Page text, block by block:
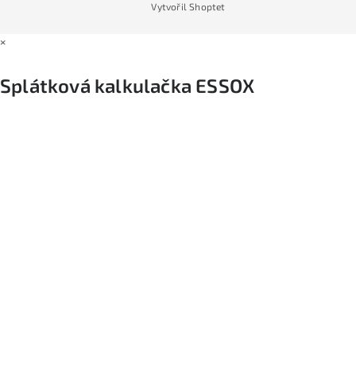
Vytvořil Shoptet
×
Splátková kalkulačka ESSOX